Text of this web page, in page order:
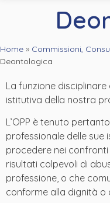
Home » Commissioni,
Deontologica
La funzione
istitutiva della nostra
L’OPP è tenuto
professionale delle sue
procedere nei confronti
risultati colpevoli di
professione, o che
conforme alla dignità o